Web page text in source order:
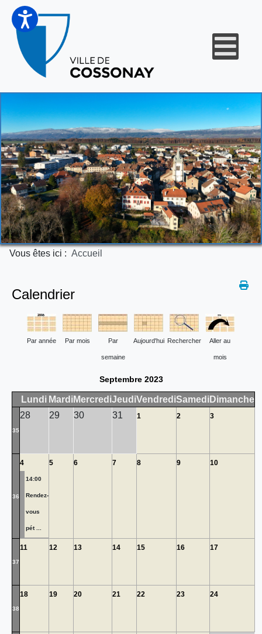
Vous êtes ici : Accueil
Calendrier
Par année Par mois Par
semaine
Aujourd'hui Rechercher Aller au
mois
Septembre 2023
Lundi MardiMercrediJeudiVendrediSamediDimanche
35
28 29 30 31 1 2 3
36
4
14:00
Rendez-
vous
pét ...
5 6 7 8 9 10
37
11 12 13 14 15 16 17
38
18 19 20 21 22 23 24